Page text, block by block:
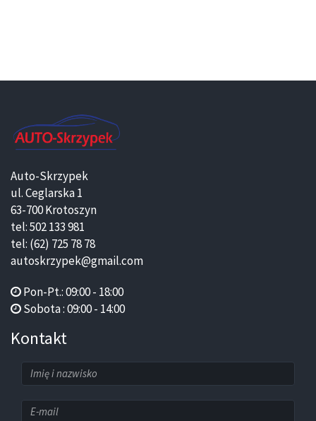
Auto-Skrzypek
ul. Ceglarska 1
63-700 Krotoszyn
tel: 502 133 981
tel: (62) 725 78 78
autoskrzypek@gmail.com
Pon-Pt.: 09:00 - 18:00
Sobota : 09:00 - 14:00
Kontakt